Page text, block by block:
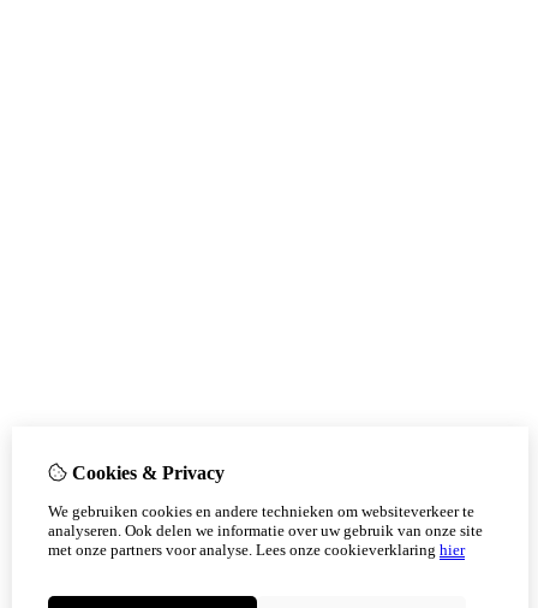
Cookies & Privacy
We gebruiken cookies en andere technieken om websiteverkeer te
analyseren. Ook delen we informatie over uw gebruik van onze site
met onze partners voor analyse. Lees onze cookieverklaring hier